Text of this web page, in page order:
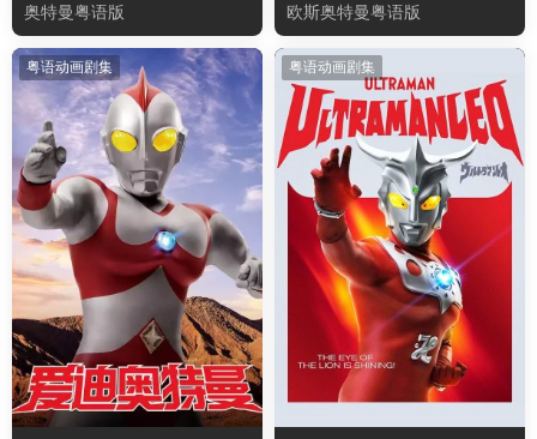
奥特曼粤语版
欧斯奥特曼粤语版
粤语动画剧集 粤语动画剧集